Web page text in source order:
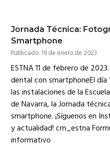
Jornada Técnica:
Smartphone
Publicado: 19 de enero de 2023
ESTNA 11 de febrero de
dental con smartphoneEl día
las instalaciones de la
de Navarra, la Jornada
smartphone. ¡Síguenos en
y actualidad! crn_estna
informativo